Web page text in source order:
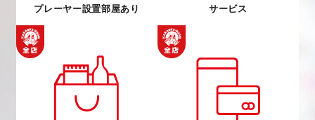
プレーヤー設置部屋あり
サービス